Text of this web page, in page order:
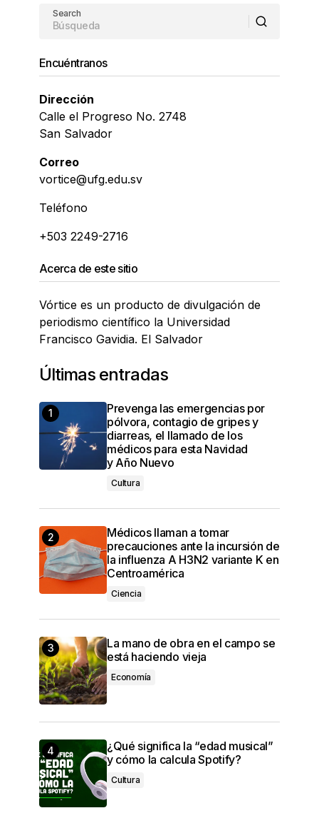
Search
Encuéntranos
Dirección
Calle el Progreso No. 2748
San Salvador
Correo
vortice@ufg.edu.sv
Teléfono
+503 2249-2716
Acerca de este sitio
Vórtice es un producto de divulgación de
periodismo científico la Universidad
Francisco Gavidia. El Salvador
Últimas entradas
Prevenga las emergencias por
pólvora, contagio de gripes y
diarreas, el llamado de los
médicos para esta Navidad
y Año Nuevo
Cultura
Médicos llaman a tomar
precauciones ante la incursión de
la influenza A H3N2 variante K en
Centroamérica
Ciencia
La mano de obra en el campo se
está haciendo vieja
Economía
¿Qué significa la “edad musical”
y cómo la calcula Spotify?
Cultura